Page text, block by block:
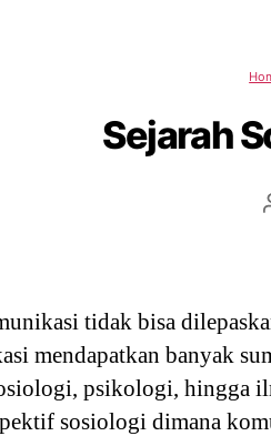
Sejarah
tidak bisa
mendapatkan banyak
psikologi, hingga
sosiologi dimana